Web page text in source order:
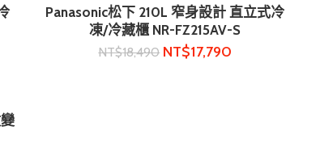
加入購物車
Panasonic松下 210L 窄身設計 直立式冷
凍/冷藏櫃 NR-FZ215AV-S
NT$18,490 NT$17,790